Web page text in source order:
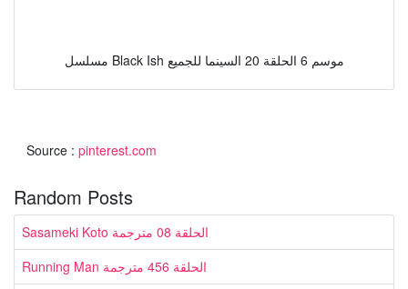
مسلسل Black Ish موسم 6 الحلقة 20 السينما للجميع
Source : pinterest.com
Random Posts
Sasameki Koto الحلقة 08 مترجمة
Running Man الحلقة 456 مترجمة